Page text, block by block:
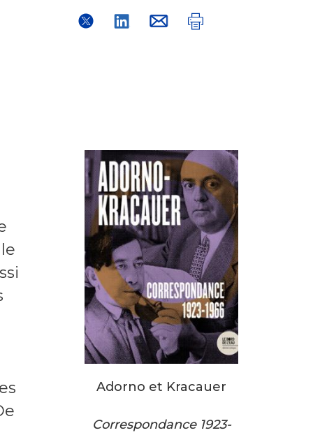
Adorno et Kracauer
Correspondance 1923-